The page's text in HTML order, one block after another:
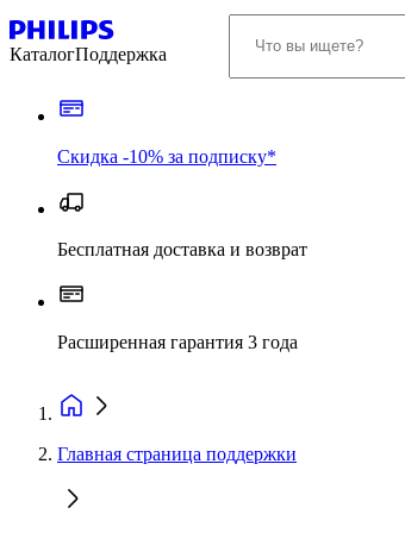
КаталогПоддержка
Скидка -10% за подписку*
Бесплатная доставка и возврат
Расширенная гарантия 3 года
Главная страница поддержки